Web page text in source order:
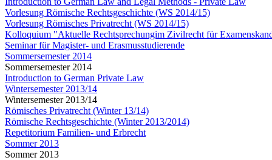
Vorlesung Römische Rechtsgeschichte (WS 2014/15)
Vorlesung Römisches Privatrecht (WS 2014/15)
Kolloquium "Aktuelle Rechtsprechungim Zivilrecht für
Seminar für Magister- und Erasmusstudierende
Sommersemester 2014
Sommersemester 2014
Introduction to German Private Law
Wintersemester 2013/14
Wintersemester 2013/14
Römisches Privatrecht (Winter 13/14)
Römische Rechtsgeschichte (Winter 2013/2014)
Repetitorium Familien- und Erbrecht
Sommer 2013
Sommer 2013